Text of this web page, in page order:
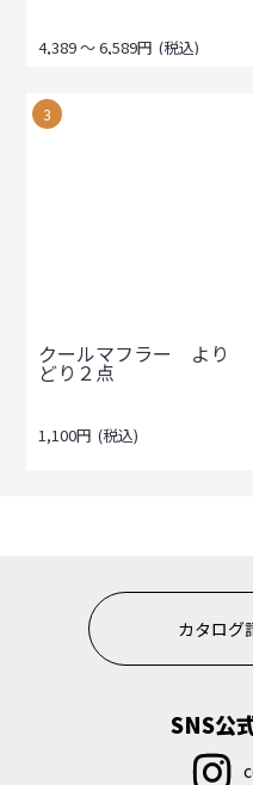
4,389～6,589円 (税込)
3
クールマフラー より
どり２点
1,100円 (税込)
カタログ
SNS公